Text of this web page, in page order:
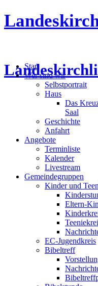
Start
Wer sind wir
Selbstportrait
Haus
Das
Saal
Geschichte
Anfahrt
Angebote
Terminliste
Kalender
Livestream
Gemeindegruppen
Kinder und
Eltern-
EC-Jugendkreis
Bibeltreff